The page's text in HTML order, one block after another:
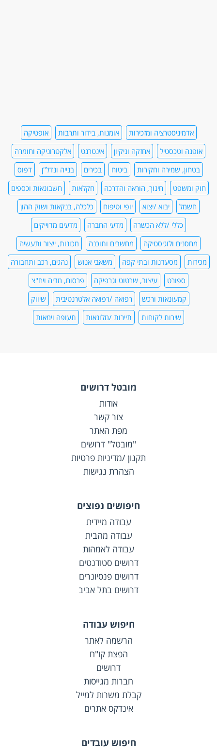
אדמיניסטרציה ומזכירות אומנות, בידור ותרבות
אופטיקה
אופנה וטכסטיל
אחזקה וניקיון אינטרנט
אלקטרוניקה וחומרה
בטחון, שמירה וחקירות
ביטוח בכירים בנייה ונדל"ן
דפוס
חוק ומשפט
חינוך, הוראה והדרכה חקלאות
חשבונאות וכספים
חשמל
יבוא /יצוא יופי וטיפוח
כלכלה, בנקאות ושוק ההון
כללי /ללא הכשרה
מדעי החברה
מדעים מדוייקים
מחסנים ולוגיסטיקה
מחשבים ותוכנה
מכונות, ייצור ותעשיה
מכירות
מסעדנות ובתי קפה משאבי אנוש
נהגים, רכב ותחבורה
ספורט
עיצוב, שרטוט וגרפיקה
פרסום, מדיה ויח"צ
קמעונאות ורכש
רפואה /רפואה אלטרנטיבית
שיווק
שירות לקוחות
תיירות /מלונאות תעופה וימאות
מובטל דרושים
אודות
צור קשר
מפת האתר
"מובטל" דרושים
תקנון /מדיניות פרטיות
הצהרת נגישות
חיפושים נפוצים
עבודה מיידית
עבודה מהבית
עבודה לאמהות
דרושים סטודנטים
דרושים פנסיונרים
דרושים בתל אביב
חיפוש עבודה
הרשמה לאתר
הפצת קו"ח
דרושים
חברות מגייסות
קבלת משרות למייל
אינדקס אתרים
חיפוש עובדים